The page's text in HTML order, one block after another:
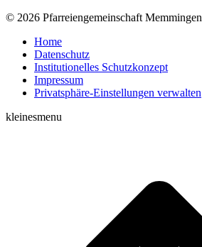
© 2026 Pfarreiengemeinschaft Memmingen
Home
Datenschutz
Institutionelles Schutzkonzept
Impressum
Privatsphäre-Einstellungen verwalten
kleinesmenu